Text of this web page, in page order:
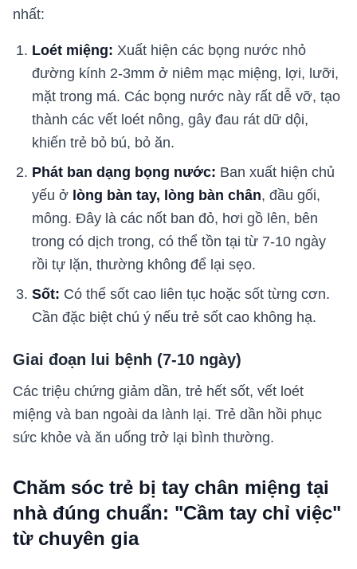
nhất:
Loét miệng: Xuất hiện các bọng nước nhỏ
đường kính 2-3mm ở niêm mạc miệng, lợi, lưỡi,
mặt trong má. Các bọng nước này rất dễ vỡ, tạo
thành các vết loét nông, gây đau rát dữ dội,
khiến trẻ bỏ bú, bỏ ăn.
Phát ban dạng bọng nước: Ban xuất hiện chủ
yếu ở lòng bàn tay, lòng bàn chân, đầu gối,
mông. Đây là các nốt ban đỏ, hơi gồ lên, bên
trong có dịch trong, có thể tồn tại từ 7-10 ngày
rồi tự lặn, thường không để lại sẹo.
Sốt: Có thể sốt cao liên tục hoặc sốt từng cơn.
Cần đặc biệt chú ý nếu trẻ sốt cao không hạ.
Giai đoạn lui bệnh (7-10 ngày)
Các triệu chứng giảm dần, trẻ hết sốt, vết loét
miệng và ban ngoài da lành lại. Trẻ dần hồi phục
sức khỏe và ăn uống trở lại bình thường.
Chăm sóc trẻ bị tay chân miệng tại
nhà đúng chuẩn: "Cầm tay chỉ việc"
từ chuyên gia